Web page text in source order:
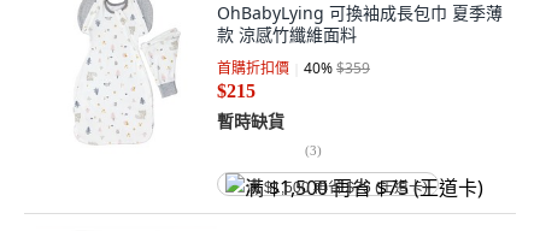
OhBabyLying 可換袖成長包巾 夏季薄
款 涼感竹纖維面料
首購折扣價 40%$359
$215
暫時缺貨
(3)
满 $1,500 再省 $75 (王道卡)